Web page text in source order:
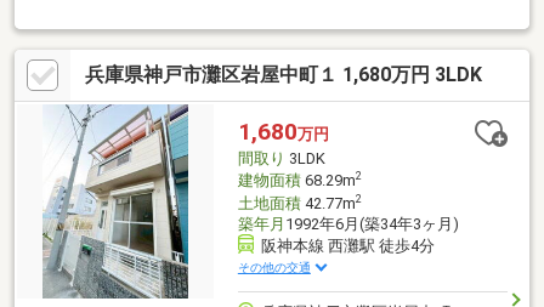
園」駅徒歩約10分♪物件の詳細は担当「てしま」までお問い合わ
せください！TEL 0120－8984－43
兵庫県神戸市灘区岩屋中町１ 1,680万円 3LDK
1,680万円
間取り 3LDK
建物面積68.29m2
土地面積42.77m2
築年月 1992年6月(築34年3ヶ月)
阪神本線 西灘駅 徒歩4分
その他の交通